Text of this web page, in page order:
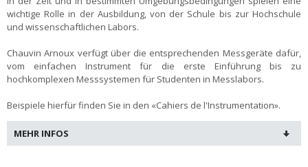
wichtige Rolle in der Ausbildung, von der Schule bis zur Hochschule
und wissenschaftlichen Labors.
Chauvin Arnoux verfügt über die entsprechenden Messgeräte dafür,
vom einfachen Instrument für die erste Einführung bis zu
hochkomplexen Messsystemen für Studenten in Messlabors.
Beispiele hierfür finden Sie in den «Cahiers de l'Instrumentation».
MEHR INFOS